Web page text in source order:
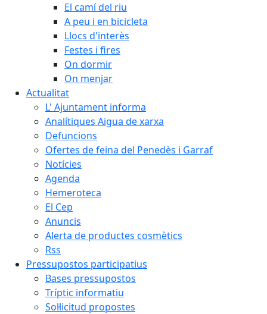
El camí del riu
A peu i en bicicleta
Llocs d'interès
Festes i fires
On dormir
On menjar
Actualitat
L' Ajuntament informa
Analítiques Aigua de xarxa
Defuncions
Ofertes de feina del Penedès i Garraf
Notícies
Agenda
Hemeroteca
El Cep
Anuncis
Alerta de productes cosmètics
Rss
Pressupostos participatius
Bases pressupostos
Tríptic informatiu
Sol·licitud propostes